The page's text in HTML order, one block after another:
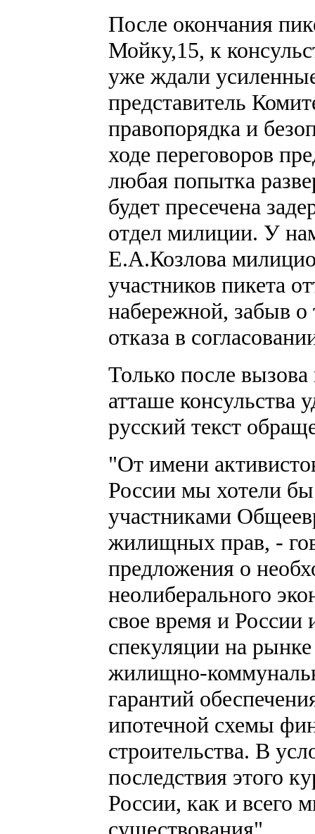
После окончания
Мойку,15, к
уже ждали
представитель
правопорядка и
ходе переговоров
любая попытка
будет пресечена
отдел милиции. У
Е.А.Козлова
участников пикета
набережной, забыв о
отказа в
Только после
атташе консульства
русский текст
"От имени
России мы хотели бы
участниками
жилищных прав, -
предложения о
неолиберального
свое время и
спекуляции на
жилищно-
гарантий
ипотечной схемы
строительства. В
последствия этого
России, как и всего